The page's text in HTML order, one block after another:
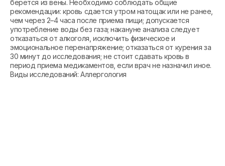
берется из вены. Необходимо соблюдать общие
рекомендации: кровь сдается утром натощак или не ранее,
чем через 2–4 часа после приема пищи; допускается
употребление воды без газа; накануне анализа следует
отказаться от алкоголя, исключить физическое и
эмоциональное перенапряжение; отказаться от курения за
30 минут до исследования; не стоит сдавать кровь в
период приема медикаментов, если врач не назначил иное.
Виды исследований: Аллергология